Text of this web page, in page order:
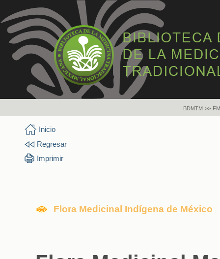
BDMTM >>
Inicio
Regresar
Imprimir
Flora Medicinal Indígena de México